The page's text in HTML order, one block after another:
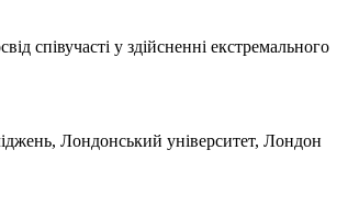
співучасті у здійсненні екстремального
Лондонський університет, Лондон